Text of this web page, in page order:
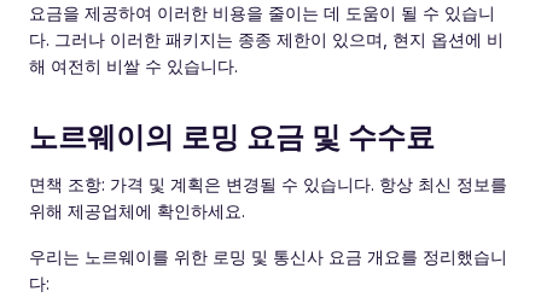
요금을 제공하여 이러한 비용을 줄이는 데 도움이 될 수 있습니
다. 그러나 이러한 패키지는 종종 제한이 있으며, 현지 옵션에 비
해 여전히 비쌀 수 있습니다.
노르웨이의 로밍 요금 및 수수료
면책 조항: 가격 및 계획은 변경될 수 있습니다. 항상 최신 정보를
위해 제공업체에 확인하세요.
우리는 노르웨이를 위한 로밍 및 통신사 요금 개요를 정리했습니
다: